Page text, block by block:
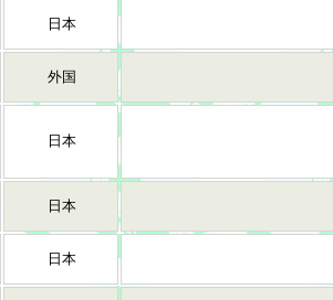
日本
外国
日本
日本
日本